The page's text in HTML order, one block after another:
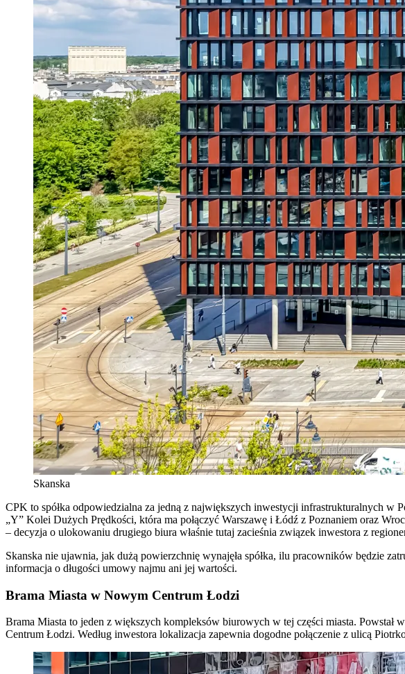
Skanska
CPK to spółka odpowiedzialna za jedną z największych inwestycji infrastrukturalnych w
„Y” Kolei Dużych Prędkości, która ma połączyć Warszawę i Łódź z Poznaniem oraz
– decyzja o ulokowaniu drugiego biura właśnie tutaj zacieśnia związek inwestora z
Skanska nie ujawnia, jak dużą powierzchnię wynajęła spółka, ilu pracowników będzie
informacja o długości umowy najmu ani jej wartości.
Brama Miasta w Nowym Centrum Łodzi
Brama Miasta to jeden z większych kompleksów biurowych w tej części miasta.
Centrum Łodzi. Według inwestora lokalizacja zapewnia dogodne połączenie z ulicą